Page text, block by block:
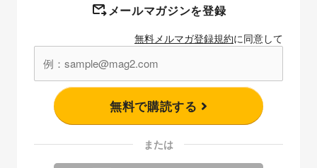
メールマガジンを登録
無料メルマガ登録規約に同意して
無料で購読する
または